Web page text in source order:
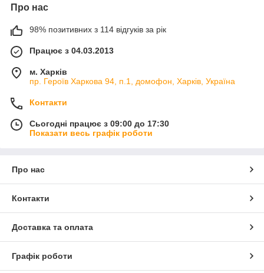
Про нас
98% позитивних з 114 відгуків за рік
Працює з 04.03.2013
м. Харків
пр. Героїв Харкова 94, п.1, домофон, Харків, Україна
Контакти
Сьогодні працює з 09:00 до 17:30
Показати весь графік роботи
Про нас
Контакти
Доставка та оплата
Графік роботи